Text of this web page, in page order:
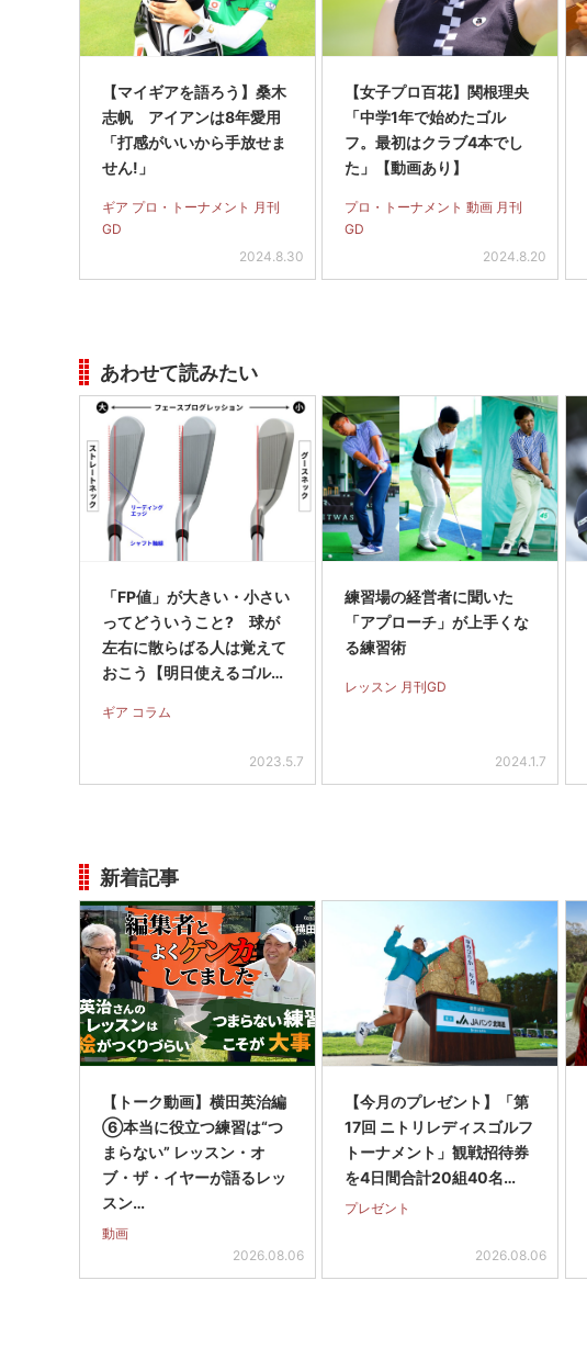
【マイギアを語ろう】桑木
志帆 アイアンは8年愛用
「打感がいいから手放せま
せん!」
ギア プロ・トーナメント 月刊
GD
2024.8.30
【女子プロ百花】関根理央
「中学1年で始めたゴル
フ。最初はクラブ4本でし
た」【動画あり】
プロ・トーナメント 動画 月刊
GD
2024.8.20
あわせて読みたい
「FP値」が大きい・小さい
ってどういうこと? 球が
左右に散らばる人は覚えて
おこう【明日使えるゴルフ
ギア コラム
2023.5.7
練習場の経営者に聞いた
「アプローチ」が上手くな
る練習術
レッスン 月刊GD
2024.1.7
新着記事
【トーク動画】横田英治編
⑥本当に役立つ練習は“つ
まらない” レッスン・オ
ブ・ザ・イヤーが語るレッ
スン…
動画
2026.08.06
【今月のプレゼント】「第
17回 ニトリレディスゴルフ
トーナメント」観戦招待券
を4日間合計20組40名…
プレゼント
2026.08.06